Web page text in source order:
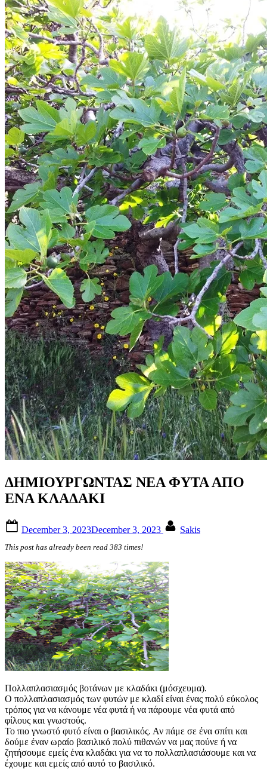
ΔΗΜΙΟΥΡΓΩΝΤΑΣ ΝΕΑ ΦΥΤΑ ΑΠΟ
ΕΝΑ ΚΛΑΔΑΚΙ
on
December 3, 2023December 3, 2023 Sakis
This post has already been read 383 times!
Πολλαπλασιασμός βοτάνων με κλαδάκι (μόσχευμα).
Ο πολλαπλασιασμός των φυτών με κλαδί είναι ένας πολύ εύκολος
τρόπος για να κάνουμε νέα φυτά ή να πάρουμε νέα φυτά από
φίλους και γνωστούς.
Το πιο γνωστό φυτό είναι ο βασιλικός. Αν πάμε σε ένα σπίτι και
δούμε έναν ωραίο βασιλικό πολύ πιθανών να μας πούνε ή να
ζητήσουμε εμείς ένα κλαδάκι για να το πολλαπλασιάσουμε και να
έχουμε και εμείς από αυτό το βασιλικό.